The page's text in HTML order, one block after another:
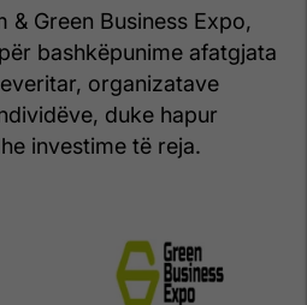
& Green Business Expo,
bashkëpunime afatgjata
organizatave
duke hapur
investime të reja.